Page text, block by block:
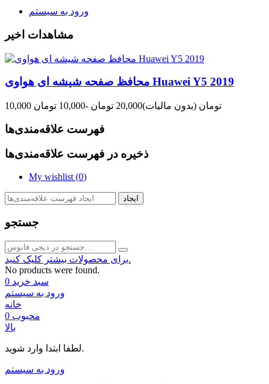
ورود به سیستم
مشاهدات اخیر
محافظ صفحه شیشه ای هواوی Huawei Y5 2019
10,000 تومان (بدون مالیات)20,000 تومان -10,000 تومان
فهرست علاقه‌مندی‌ها
ذخیره در فهرست علاقه‌مندی‌ها
My wishlist (0)
ایجاد
جستجو
برای محصولات بیشتر کلیک کنید.
No products were found.
سبد خرید 0
ورود به سیستم
خانه
محبوب 0
بالا
لطفا ابتدا وارد شوید.
ورود به سیستم